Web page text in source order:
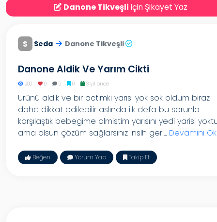
Danone Tikveşli için Şikayet Yaz
S Seda Danone Tikveşli
Danone Aldik Ve Yarım Cikti
900 0 0 0 3 yıl önce
Ürünü aldik ve bir actimki yarısı yok sok oldum biraz
daha dikkat edilebilir aslında ilk defa bu sorunla
karşılaştık bebegime almistim yarısını yedi yarisi
ama olsun çözüm sağlarsınız ınslh geri... Devamını
Beğen Yorum Yap Takip Et